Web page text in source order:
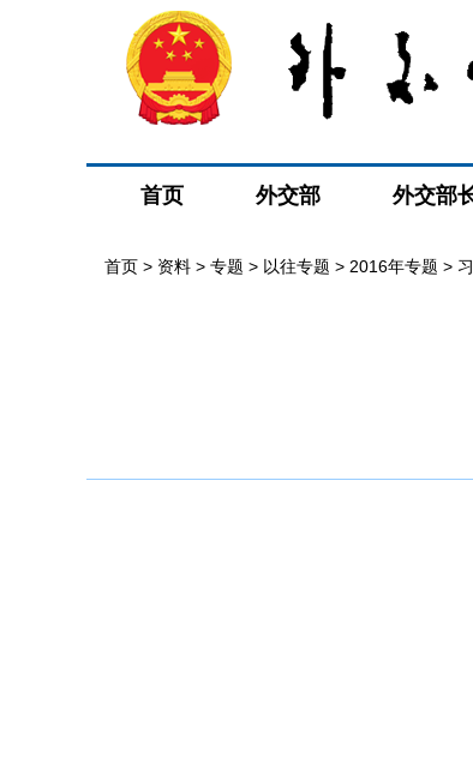
首页 外交部 外交部
首页 > 资料 > 专题 > 以往专题 > 2016年专题 >